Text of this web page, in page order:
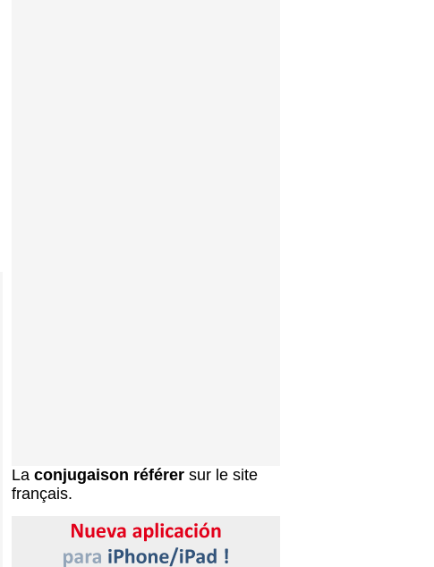
La conjugaison référer sur le site
français.